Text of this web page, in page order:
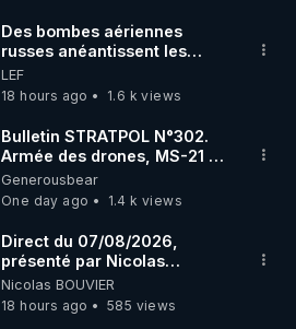
Des bombes aériennes
russes anéantissent les
centres de contrôle de
drones de 3 brigades
ukrainienne
LEF
18 hours ago
1.6 k views
Bulletin STRATPOL N°302.
Armée des drones, MS-21 en
série, missiles coréens.
07.08.2026.
Generousbear
One day ago
1.4 k views
Direct du 07/08/2026,
présenté par Nicolas
BOUVIER
Nicolas BOUVIER
18 hours ago
585 views